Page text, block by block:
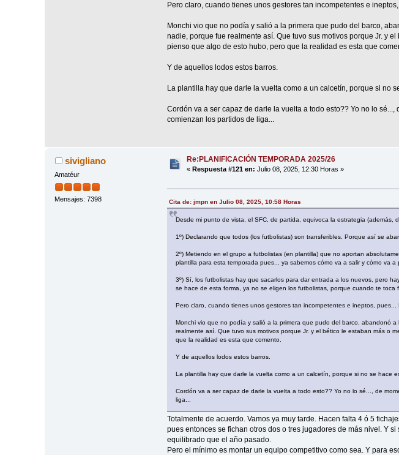
Pero claro, cuando tienes unos gestores tan incompetentes e
Monchi vio que no podía y salió a la primera que pudo del barco,
nadie, porque fue realmente así. Que tuvo sus motivos porque Jr. y
pienso que algo de esto hubo, pero que la realidad es esta que
Y de aquellos lodos estos barros.
La plantilla hay que darle la vuelta como a un calcetín, porque si no
Cordón va a ser capaz de darle la vuelta a todo esto?? Yo no lo
comienzan los partidos de liga...
sivigliano
Amatéur
Mensajes: 7398
Re:PLANIFICACIÓN TEMPORADA 2025/26
«Respuesta #121 en: Julio 08, 2025, 12:30 Horas »
Cita de: jmpn en Julio 08, 2025, 10:58 Horas
Desde mi punto de vista, el SFC, de partida, equivoca la estrategia (además,
1º) Declarando que todos (los futbolistas) son transferibles. Porque así se
2º) Metiendo en el grupo a futbolistas (en plantilla) que no aportan
plantilla para esta temporada pues... ya sabemos cómo va a salir y cómo va a
3º) Sí, los futbolistas hay que sacarlos para dar entrada a los nuevos, pero
se hace de esta forma, ya no se eligen los futbolistas, porque cuando te toca
Pero claro, cuando tienes unos gestores tan incompetentes e ineptos, pues...
Monchi vio que no podía y salió a la primera que pudo del barco, abandonó
realmente así. Que tuvo sus motivos porque Jr. y el bético le estaban más o
que la realidad es esta que comento.
Y de aquellos lodos estos barros.
La plantilla hay que darle la vuelta como a un calcetín, porque si no se hace
Cordón va a ser capaz de darle la vuelta a todo esto?? Yo no lo sé..., de
liga...
Totalmente de acuerdo. Vamos ya muy tarde. Hacen falta 4 ó 5
pues entonces se fichan otros dos o tres jugadores de más nivel. Y
equilibrado que el año pasado.
Pero el mínimo es montar un equipo competitivo como sea. Y para